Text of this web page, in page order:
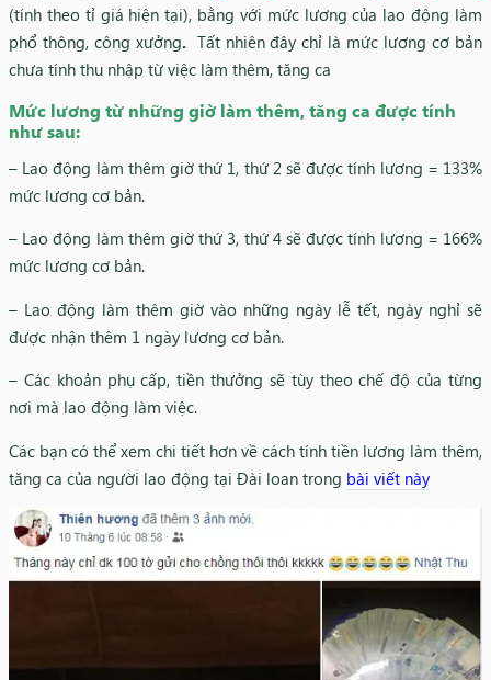
(tính theo tỉ giá hiện tại), bằng với mức lương của lao động làm
phổ thông, công xưởng. Tất nhiên đây chỉ là mức lương cơ bản
chưa tính thu nhập từ việc làm thêm, tăng ca
Mức lương từ những giờ làm thêm, tăng ca được tính
như sau:
– Lao động làm thêm giờ thứ 1, thứ 2 sẽ được tính lương = 133%
mức lương cơ bản.
– Lao động làm thêm giờ thứ 3, thứ 4 sẽ được tính lương = 166%
mức lương cơ bản.
– Lao động làm thêm giờ vào những ngày lễ tết, ngày nghỉ sẽ
được nhận thêm 1 ngày lương cơ bản.
– Các khoản phụ cấp, tiền thưởng sẽ tùy theo chế độ của từng
nơi mà lao động làm việc.
Các bạn có thể xem chi tiết hơn về cách tính tiền lương làm thêm,
tăng ca của người lao động tại Đài loan trong bài viết này